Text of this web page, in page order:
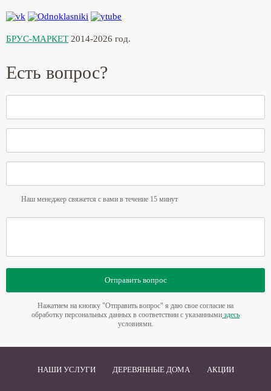
БРУС-МАРКЕТ 2014-2026 год.
Есть вопрос?
Наш менеджер свяжется с вами в течение 15 минут
Отправить вопрос
Нажатием на кнопку "Отправить вопрос" я даю свое согласие на
обработку персональных данных в соответствии с указанными здесь
условиями.
НАШИ УСЛУГИ ДЕРЕВЯННЫЕ ДОМА АКЦИИ